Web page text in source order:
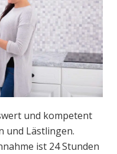
und kompetent
und Lästlingen.